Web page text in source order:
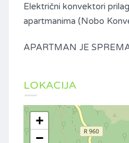
Električni konvektori
apartmanima (Nobo
APARTMAN JE
LOKACIJA
+
−